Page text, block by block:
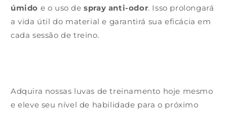
úmido e o uso despray anti-odor. Isso prolongará
a vida útil do material e garantirá sua eficácia em
cada sessão de treino.
Adquira nossas luvas de treinamento hoje mesmo
e eleve seu nível de habilidade para o próximo